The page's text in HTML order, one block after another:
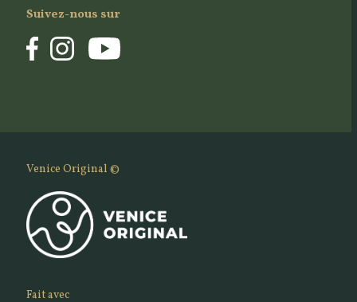
Suivez-nous sur
Venice Original ©
Fait avec